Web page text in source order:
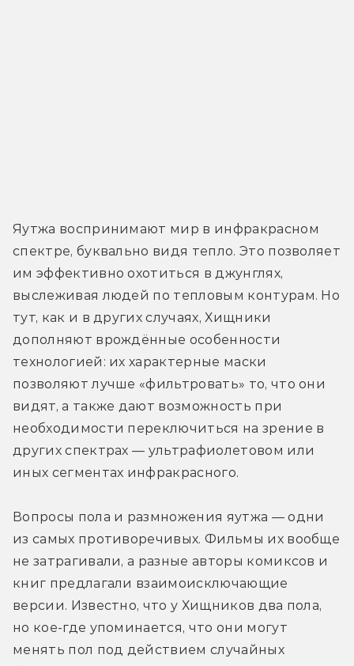
Яутжа воспринимают мир в инфракрасном
спектре, буквально видя тепло. Это позволяет
им эффективно охотиться в джунглях,
выслеживая людей по тепловым контурам. Но
тут, как и в других случаях, Хищники
дополняют врождённые особенности
технологией: их характерные маски
позволяют лучше «фильтровать» то, что они
видят, а также дают возможность при
необходимости переключиться на зрение в
других спектрах — ультрафиолетовом или
иных сегментах инфракрасного.
Вопросы пола и размножения яутжа — одни
из самых противоречивых. Фильмы их вообще
не затрагивали, а разные авторы комиксов и
книг предлагали взаимоисключающие
версии. Известно, что у Хищников два пола,
но кое-где упоминается, что они могут
менять пол под действием случайных